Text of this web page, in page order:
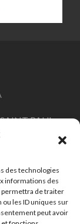
des technologies
informations des
permettra de traiter
les ID uniques sur
peut avoir
PAUL